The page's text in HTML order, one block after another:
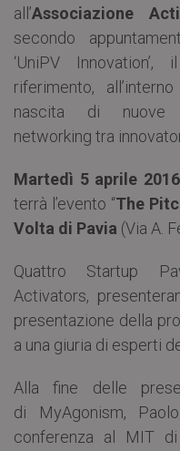
all’Associazione
secondo
‘UniPV
riferimento,
nascita di
networking tra
Martedì 5 aprile 2016
terrà l’evento “The
Volta di Pavia (Via A.
Quattro Startup
Activators,
presentazione della
a una giuria di esperti
Alla fine delle
di MyAgonism,
conferenza al MIT